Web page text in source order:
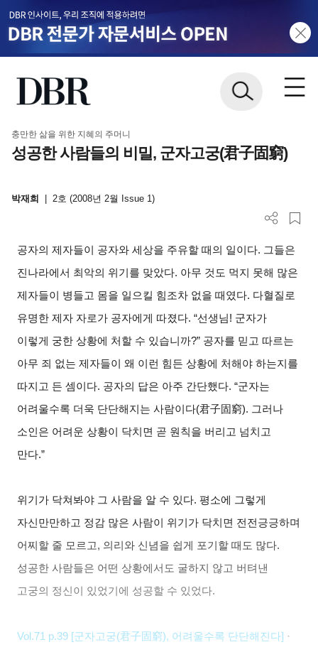
충만한 삶을 위한 지혜의 주머니
성공한 사람들의 비밀, 군자고궁(君子固窮)
박재희 2호 (2008년 2월 Issue 1)
공자의 제자들이 공자와 세상을 주유할 때의 일이다. 그들은
진나라에서 최악의 위기를 맞았다. 아무 것도 먹지 못해 많은
제자들이 병들고 몸을 일으킬 힘조차 없을 때였다. 다혈질로
유명한 제자 자로가 공자에게 따졌다. “선생님! 군자가
이렇게 궁한 상황에 처할 수 있습니까?” 공자를 믿고 따르는
아무 죄 없는 제자들이 왜 이런 힘든 상황에 처해야 하는지를
따지고 든 셈이다. 공자의 답은 아주 간단했다. “군자는
어려울수록 더욱 단단해지는 사람이다(君子固窮). 그러나
소인은 어려운 상황이 닥치면 곧 원칙을 버리고 넘치고
만다.”
위기가 닥쳐봐야 그 사람을 알 수 있다. 평소에 그렇게
자신만만하고 정감 많은 사람이 위기가 닥치면 전전긍긍하며
어찌할 줄 모르고, 의리와 신념을 쉽게 포기할 때도 많다.
성공한 사람들은 어떤 상황에서도 굴하지 않고 버텨낸
고궁의 정신이 있었기에 성공할 수 있었다.
Vol.71 p.39 [군자고궁(君子固窮), 어려울수록 단단해진다] ·